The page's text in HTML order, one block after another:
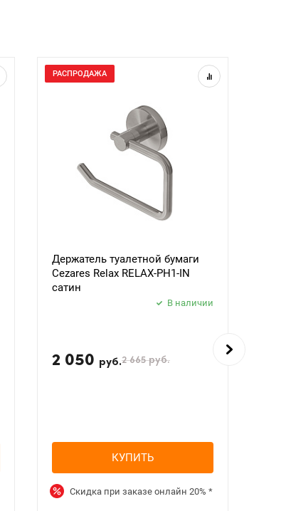
РАСПРОДАЖА
Держатель туалетной бумаги
Cezares Relax RELAX-PH1-IN
сатин
В наличии
2 050 руб.2 665руб.
КУПИТЬ
Скидка при заказе онлайн 20% *